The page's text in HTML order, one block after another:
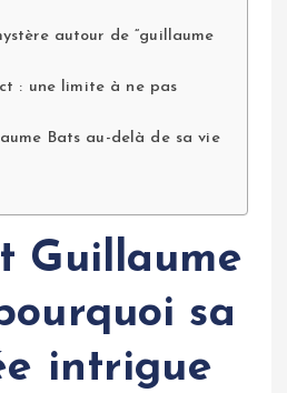
autour de “guillaume
: une limite à ne pas
Bats au-delà de sa vie
Guillaume
sa
intrigue